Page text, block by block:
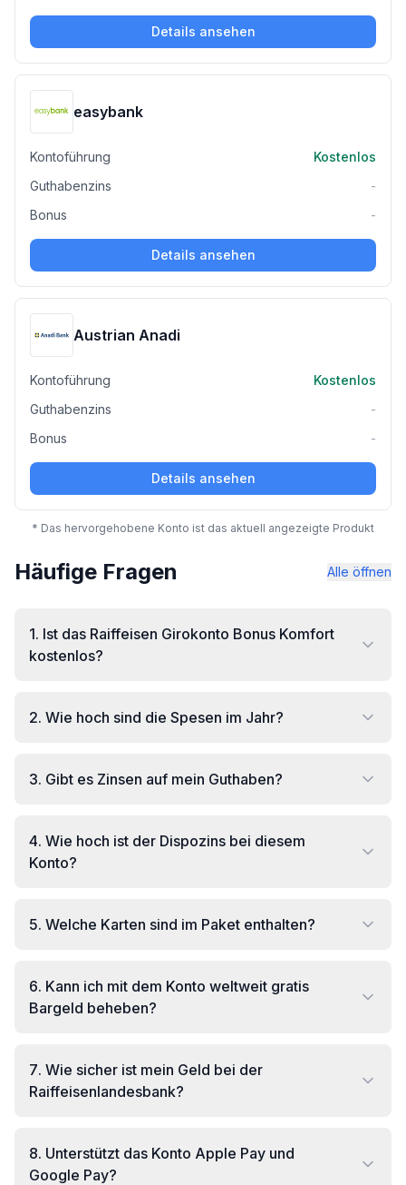
Details ansehen
easybank
Kontoführung
Kostenlos
Guthabenzins
-
Bonus
-
Details ansehen
Austrian Anadi
Kontoführung
Kostenlos
Guthabenzins
-
Bonus
-
Details ansehen
* Das hervorgehobene Konto ist das aktuell angezeigte Produkt
Häufige Fragen Alle öffnen
1. Ist das Raiffeisen Girokonto Bonus Komfort
kostenlos?
2. Wie hoch sind die Spesen im Jahr?
3. Gibt es Zinsen auf mein Guthaben?
4. Wie hoch ist der Dispozins bei diesem
Konto?
5. Welche Karten sind im Paket enthalten?
6. Kann ich mit dem Konto weltweit gratis
Bargeld beheben?
7. Wie sicher ist mein Geld bei der
Raiffeisenlandesbank?
8. Unterstützt das Konto Apple Pay und
Google Pay?